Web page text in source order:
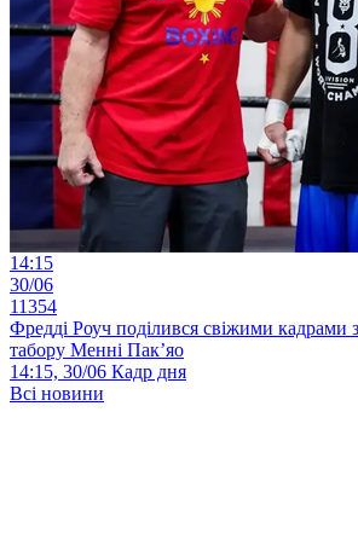
14:15
30/06
11354
Фредді Роуч поділився свіжими кадрами
табору Менні Пак’яо
14:15, 30/06 Кадр дня
Всі новини